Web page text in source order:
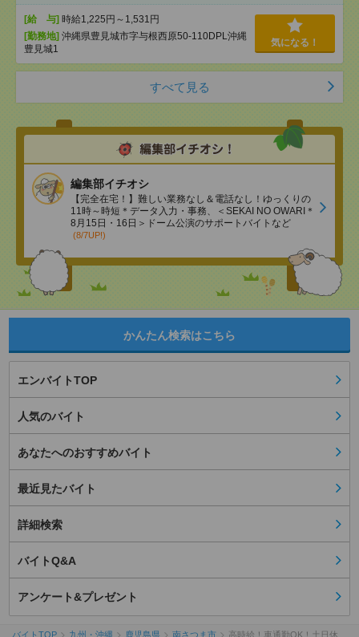
[給 与] 時給1,225円～1,531円
[勤務地] 沖縄県豊見城市字与根西原50-110DPL沖縄
豊見城1
気になる！
すべて見る
編集部イチオシ
【完全在宅！】難しい業務なし＆電話なし！ゆっくりの
11時～時短＊データ入力・事務、＜SEKAI NO OWARI＊
8月15日・16日＞ドーム公演のサポートバイトなど
(8/7UP!)
かんたん検索はこちら
エンバイトTOP
人気のバイト
あなたへのおすすめバイト
最近見たバイト
詳細検索
バイトQ&A
アンケート&プレゼント
バイトTOP 九州・沖縄 鹿児島県 南さつま市 高時給！車通勤OK！土日休